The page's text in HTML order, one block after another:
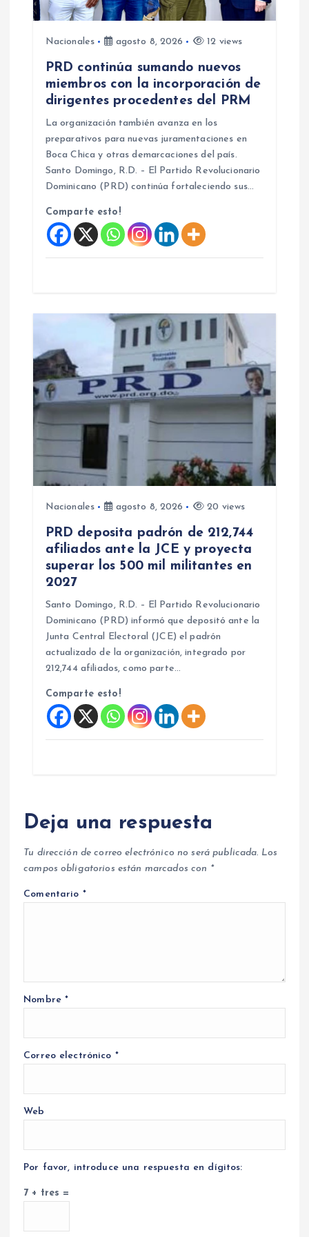
e
Nacionales agosto 8, 2026 12 views
PRD continúa sumando nuevos
miembros con la incorporación de
dirigentes procedentes del PRM
La organización también avanza en los
preparativos para nuevas juramentaciones en
Boca Chica y otras demarcaciones del país.
Santo Domingo, R.D. – El Partido Revolucionario
Dominicano (PRD) continúa fortaleciendo sus…
Comparte esto!
Nacionales agosto 8, 2026 20 views
PRD deposita padrón de 212,744
afiliados ante la JCE y proyecta
superar los 500 mil militantes en
2027
Santo Domingo, R.D. – El Partido Revolucionario
Dominicano (PRD) informó que depositó ante la
Junta Central Electoral (JCE) el padrón
actualizado de la organización, integrado por
212,744 afiliados, como parte…
Comparte esto!
Deja una respuesta
Tu dirección de correo electrónico no será publicada. Los
campos obligatorios están marcados con *
Comentario *
Nombre*
Correo electrónico *
Web
Por favor, introduce una respuesta en dígitos:
7 + tres =